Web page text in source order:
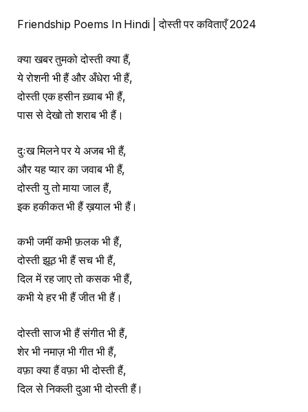
Friendship Poems In Hindi | दोस्ती पर कविताएँ 2024
क्या खबर तुमको दोस्ती क्या हैं,
ये रोशनी भी हैं और अँधेरा भी हैं,
दोस्ती एक हसीन ख़्वाब भी हैं,
पास से देखो तो शराब भी हैं।
दुःख मिलने पर ये अजब भी हैं,
और यह प्यार का जवाब भी हैं,
दोस्ती यु तो माया जाल हैं,
इक हकीकत भी हैं ख़याल भी हैं।
कभी जमीं कभी फ़लक भी हैं,
दोस्ती झूठ भी हैं सच भी हैं,
दिल में रह जाए तो कसक भी हैं,
कभी ये हर भी हैं जीत भी हैं।
दोस्ती साज भी हैं संगीत भी हैं,
शेर भी नमाज़ भी गीत भी हैं,
वफ़ा क्या हैं वफ़ा भी दोस्ती हैं,
दिल से निकली दुआ भी दोस्ती हैं।